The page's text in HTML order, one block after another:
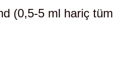
(0,5-5 ml hariç tüm